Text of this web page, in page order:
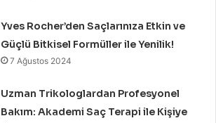
Yves Rocher’den Saçlarınıza Etkin ve
Güçlü Bitkisel Formüller ile Yenilik!
7 Ağustos 2024
Uzman Trikologlardan Profesyonel
Bakım: Akademi Saç Terapi ile Kişiye